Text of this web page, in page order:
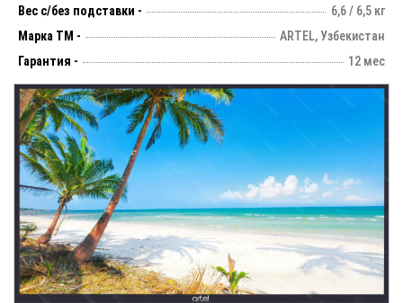
Вес с/без подставки -
6,6 / 6,5 кг
Марка ТМ -
ARTEL, Узбекистан
Гарантия -
12 мес